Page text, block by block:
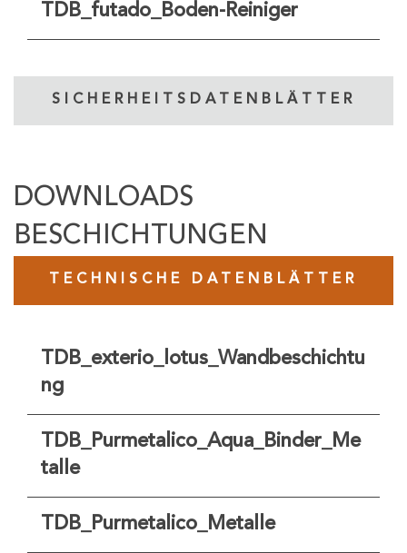
SICHERHEITSDATENBLÄTTER
TDB_futado_Boden-Reiniger
DOWNLOADS
BESCHICHTUNGEN
TECHNISCHE DATENBLÄTTER
TDB_exterio_lotus_Wandbeschichtu
ng
TDB_Purmetalico_Aqua_Binder_Me
talle
TDB_Purmetalico_Metalle